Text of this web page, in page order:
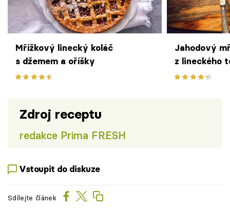
Mřížkový linecký koláč
s džemem a oříšky
Jahodový
z lineckého
Zdroj receptu
redakce Prima FRESH
Vstoupit do diskuze
Sdílejte článek